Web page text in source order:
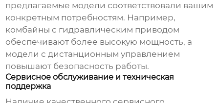
предлагаемые модели соответствовали вашим
конкретным потребностям. Например,
комбайны с гидравлическим приводом
обеспечивают более высокую мощность, а
модели с дистанционным управлением
повышают безопасность работы.
Сервисное обслуживание и техническая
поддержка